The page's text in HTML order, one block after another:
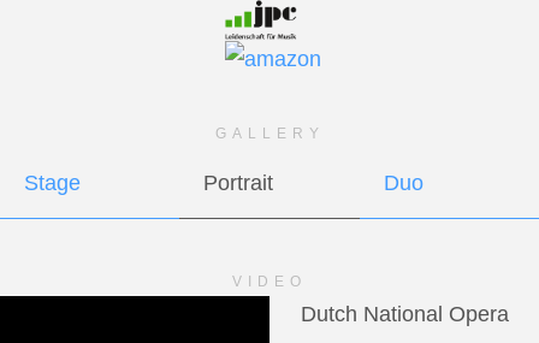
GALLERY
Stage Portrait Duo
VIDEO
Dutch National Opera